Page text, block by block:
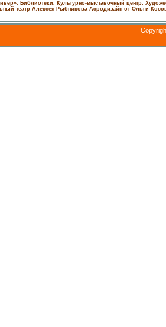
Библиотеки. Культурно-выставочный центр.
театр Алексея Рыбникова Аэродизайн от Ольги